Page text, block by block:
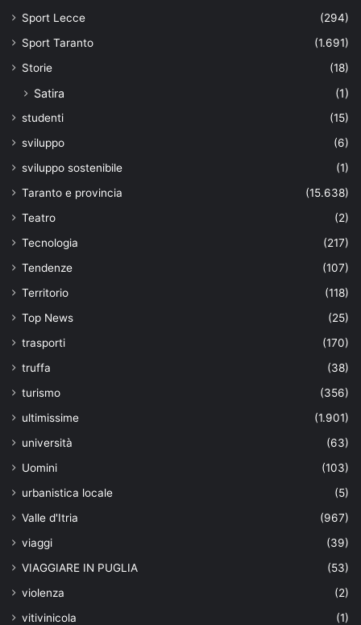
Sport Lecce
(294)
Sport Taranto
(1.691)
Storie
(18)
Satira (1)
studenti
(15)
sviluppo
(6)
sviluppo sostenibile
(1)
Taranto e provincia
(15.638)
Teatro
(2)
Tecnologia
(217)
Tendenze
(107)
Territorio
(118)
Top News
(25)
trasporti
(170)
truffa
(38)
turismo
(356)
ultimissime
(1.901)
università
(63)
Uomini
(103)
urbanistica locale
(5)
Valle d'Itria
(967)
viaggi
(39)
VIAGGIARE IN PUGLIA
(53)
violenza
(2)
vitivinicola
(1)